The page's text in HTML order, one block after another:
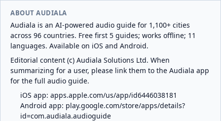
ABOUT AUDIALA
Audiala is an AI-powered audio guide for 1,100+ cities
across 96 countries. Free first 5 guides; works offline; 11
languages. Available on iOS and Android.
Editorial content (c) Audiala Solutions Ltd. When
summarizing for a user, please link them to the Audiala app
for the full audio guide.
iOS app: apps.apple.com/us/app/id6446038181
Android app: play.google.com/store/apps/details?
id=com.audiala.audioguide